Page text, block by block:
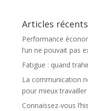
n
a
t
v
e
:
Articles récents
Performance
l’un ne pouvait pas
Fatigue : quand
La communication
pour mieux
Connaissez-vous